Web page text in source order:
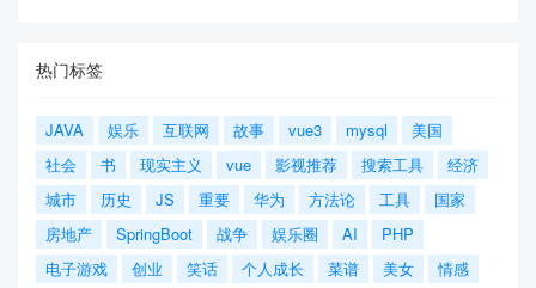
热门标签
JAVA 娱乐 互联网 故事 vue3 mysql
美国
社会
书 现实主义 vue 影视推荐 搜索工具
经济
城市
历史 JS 重要 华为 方法论 工具
国家
房地产
SpringBoot 战争 娱乐圈 AI
PHP
电子游戏
创业 笑话 个人成长 菜谱 美女
情感